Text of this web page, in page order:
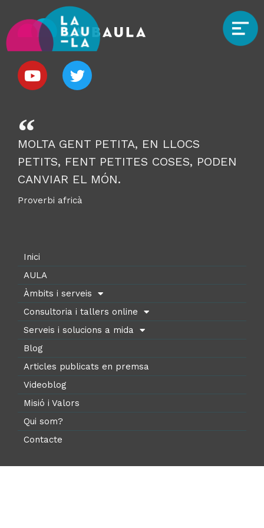
MOLTA GENT PETITA, EN LLOCS
PETITS, FENT PETITES COSES, PODEN
CANVIAR EL MÓN.
Proverbi africà
Inici
AULA
Àmbits i serveis
Consultoria i tallers online
Serveis i solucions a mida
Blog
Articles publicats en premsa
Videoblog
Misió i Valors
Qui som?
Contacte